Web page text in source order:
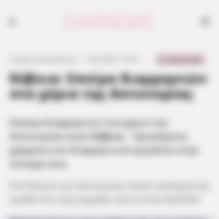
Εύβοια: Σπείρα διαρρηκτών
στα χέρια της Αστυνομίας
Σπείρα διαρρηκτών στα χέρια της
Εύβοια
χρήματα και διαρρηκτικά εργαλεία στην